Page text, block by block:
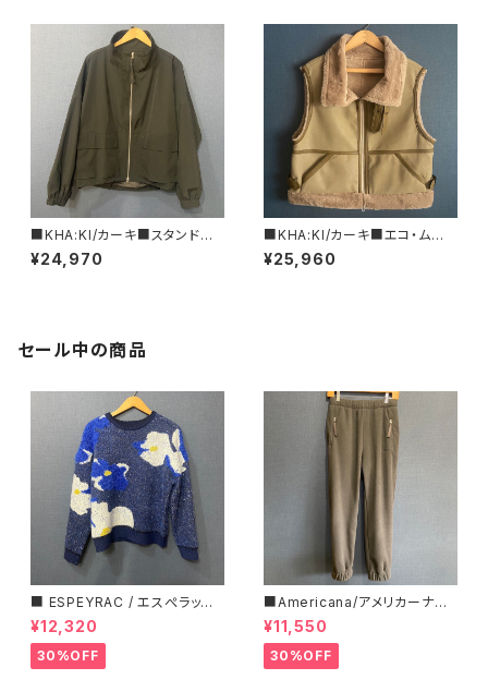
■KHA:KI/カーキ■スタンドカ
ラージャケット■MIL25HJK32
32■BLACK
¥24,970
■KHA:KI/カーキ■エコ・ムート
ンB3ベスト■MIL24FJK3227
■ベージュ＆ブラック
¥25,960
セール中の商品
■ ESPEYRAC / エスぺラック
■ フラワーモチーフニット■YE
LLOW & NAVY■ 超カワイイ！
¥12,320
30%OFF
■Americana/アメリカーナ■
マイクロフリース・イージーパン
ツ■
¥11,550
30%OFF